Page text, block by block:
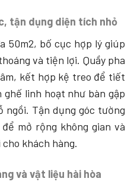
tận dụng diện tích nhỏ
50m2, bố cục hợp lý giúp
và tiện lợi. Quầy pha
kết hợp kệ treo để tiết
linh hoạt như bàn gập
ngồi. Tận dụng góc tường
mở rộng không gian và
khách hàng.
và vật liệu hài hòa